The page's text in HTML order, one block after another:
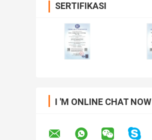
SERTIFIKASI
I 'M ONLINE CHAT NOW